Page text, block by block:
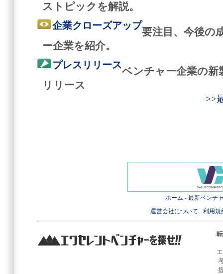
ストピックを解説。
企業クローズアップ
要注目、今後の
ー企業を紹介。
プレスリリース
ベンチャー企業の新
リリース
>>
ホーム - 最新ベンチ
運営会社について - 利用規